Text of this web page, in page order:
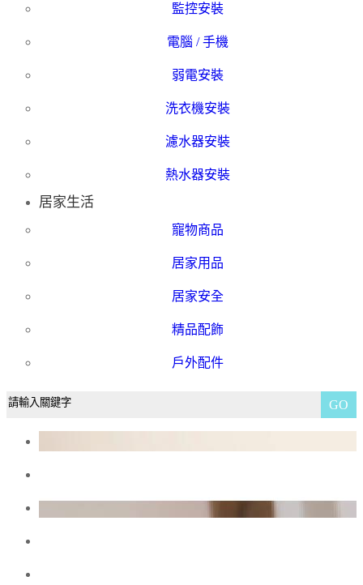
監控安裝
電腦 / 手機
弱電安裝
洗衣機安裝
濾水器安裝
熱水器安裝
居家生活
寵物商品
居家用品
居家安全
精品配飾
戶外配件
GO